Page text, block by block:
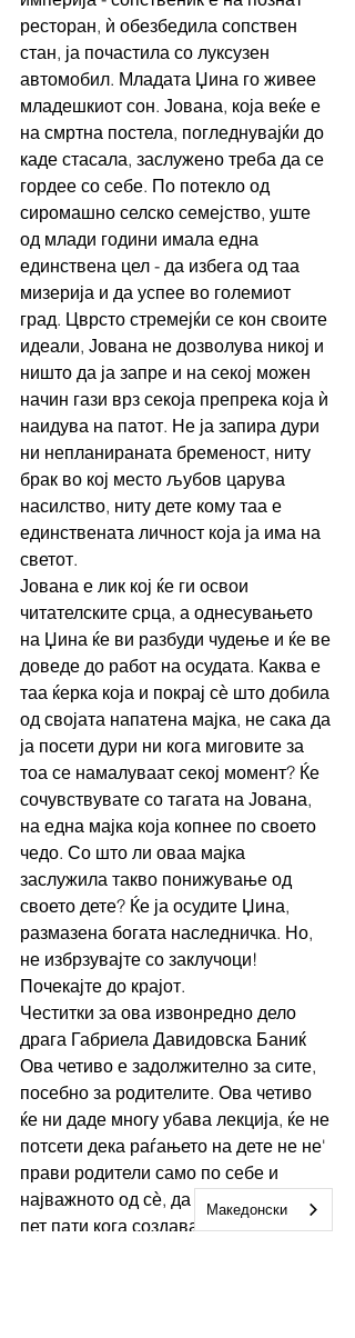
ресторан, ѝ обезбедила сопствен
стан, ја почастила со луксузен
автомобил. Младата Џина го живее
младешкиот сон. Јована, која веќе е
на смртна постела, погледнувајќи до
каде стасала, заслужено треба да се
гордее со себе. По потекло од
сиромашно селско семејство, уште
од млади години имала една
единствена цел - да избега од таа
мизерија и да успее во големиот
град. Цврсто стремејќи се кон своите
идеали, Јована не дозволува никој и
ништо да ја запре и на секој можен
начин гази врз секоја препрека која ѝ
наидува на патот. Не ја запира дури
ни непланираната бременост, ниту
брак во кој место љубов царува
насилство, ниту дете кому таа е
единствената личност која ја има на
светот.
Јована е лик кој ќе ги освои
читателските срца, а однесувањето
на Џина ќе ви разбуди чудење и ќе ве
доведе до работ на осудата. Каква е
таа ќерка која и покрај сѐ што добила
од својата напатена мајка, не сака да
ја посети дури ни кога миговите за
тоа се намалуваат секој момент? Ќе
сочувствувате со тагата на Јована,
на една мајка која копнее по своето
чедо. Со што ли оваа мајка
заслужила такво понижување од
своето дете? Ќе ја осудите Џина,
размазена богата наследничка. Но,
не избрзувајте со заклучоци!
Почекајте до крајот.
Честитки за ова извонредно дело
драга Габриела Давидовска Баниќ
Ова четиво е задолжително за сите,
посебно за родителите. Ова четиво
ќе ни даде многу убава лекција, ќе не
потсети дека раѓањето на дете не не'
прави родители само по себе и
најважното од сѐ, да се замислиме
пет пати кога создаваме 'богатсво' и
Македонски